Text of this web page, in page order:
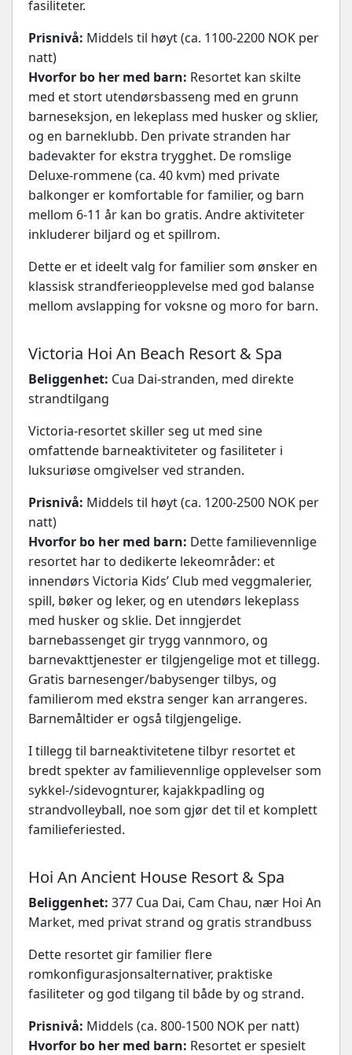
fasiliteter.
Prisnivå: Middels til høyt (ca. 1100-2200 NOK per
natt)
Hvorfor bo her med barn: Resortet kan skilte
med et stort utendørsbasseng med en grunn
barneseksjon, en lekeplass med husker og sklier,
og en barneklubb. Den private stranden har
badevakter for ekstra trygghet. De romslige
Deluxe-rommene (ca. 40 kvm) med private
balkonger er komfortable for familier, og barn
mellom 6-11 år kan bo gratis. Andre aktiviteter
inkluderer biljard og et spillrom.
Dette er et ideelt valg for familier som ønsker en
klassisk strandferieopplevelse med god balanse
mellom avslapping for voksne og moro for barn.
Victoria Hoi An Beach Resort & Spa
Beliggenhet: Cua Dai-stranden, med direkte
strandtilgang
Victoria-resortet skiller seg ut med sine
omfattende barneaktiviteter og fasiliteter i
luksuriøse omgivelser ved stranden.
Prisnivå: Middels til høyt (ca. 1200-2500 NOK per
natt)
Hvorfor bo her med barn: Dette familievennlige
resortet har to dedikerte lekeområder: et
innendørs Victoria Kids’ Club med veggmalerier,
spill, bøker og leker, og en utendørs lekeplass
med husker og sklie. Det inngjerdet
barnebassenget gir trygg vannmoro, og
barnevakttjenester er tilgjengelige mot et tillegg.
Gratis barnesenger/babysenger tilbys, og
familierom med ekstra senger kan arrangeres.
Barnemåltider er også tilgjengelige.
I tillegg til barneaktivitetene tilbyr resortet et
bredt spekter av familievennlige opplevelser som
sykkel-/sidevognturer, kajakkpadling og
strandvolleyball, noe som gjør det til et komplett
familieferiested.
Hoi An Ancient House Resort & Spa
Beliggenhet: 377 Cua Dai, Cam Chau, nær Hoi An
Market, med privat strand og gratis strandbuss
Dette resortet gir familier flere
romkonfigurasjonsalternativer, praktiske
fasiliteter og god tilgang til både by og strand.
Prisnivå: Middels (ca. 800-1500 NOK per natt)
Hvorfor bo her med barn: Resortet er spesielt